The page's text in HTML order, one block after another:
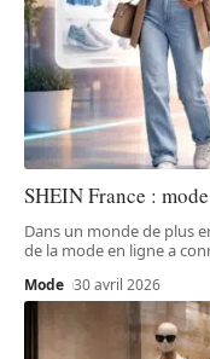
SHEIN France :
Dans un monde de plus
de la mode en ligne a
Mode 30 avril 2026